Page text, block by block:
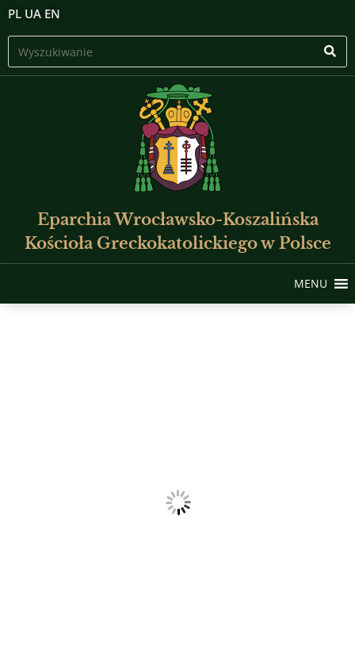
PL UA EN
Eparchia Wrocławsko-Koszalińska
Kościoła Greckokatolickiego w Polsce
MENU